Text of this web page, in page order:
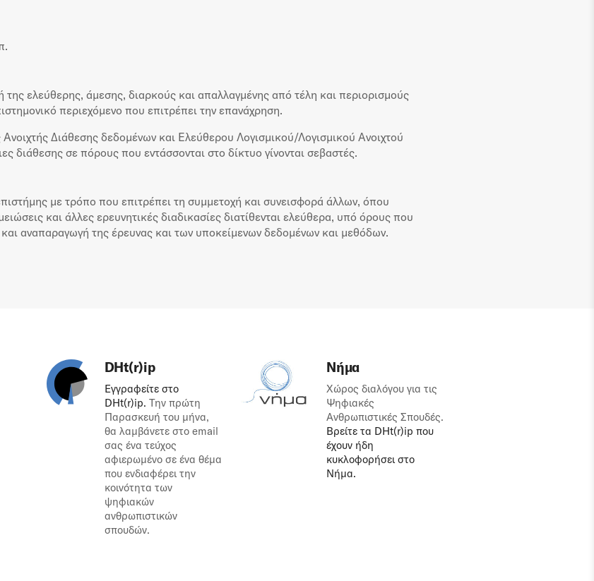
ελεύθερης, άμεσης, διαρκούς και απαλλαγμένης από τέλη και περιορισμούς
περιεχόμενο που επιτρέπει την επανάχρηση.
Διάθεσης δεδομένων και Ελεύθερου Λογισμικού/Λογισμικού Ανοιχτού
διάθεσης σε πόρους που εντάσσονται στο δίκτυο γίνονται σεβαστές.
με τρόπο που επιτρέπει τη συμμετοχή και συνεισφορά άλλων, όπου
και άλλες ερευνητικές διαδικασίες διατίθενται ελεύθερα, υπό όρους που
αναπαραγωγή της έρευνας και των υποκείμενων δεδομένων και μεθόδων.
DHt(r)ip
Εγγραφείτε στο
DHt(r)ip. Την πρώτη
Παρασκευή του μήνα,
θα λαμβάνετε στο email
σας ένα τεύχος
αφιερωμένο σε ένα θέμα
που ενδιαφέρει την
κοινότητα των
ψηφιακών
ανθρωπιστικών
σπουδών.
Νήμα
Χώρος διαλόγου για τις
Ψηφιακές
Ανθρωπιστικές Σπουδές.
Βρείτε τα DHt(r)ip που
έχουν ήδη
κυκλοφορήσει στο
Νήμα.